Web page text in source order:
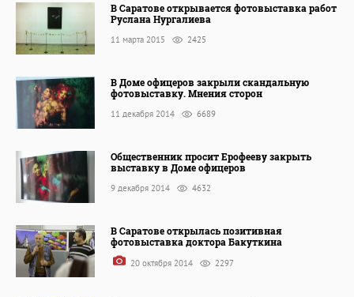
В Саратове открывается фотовыставка работ
Руслана Нургалиева
11 марта 2015 2425
В Доме офицеров закрыли скандальную
фотовыставку. Мнения сторон
11 декабря 2014 6689
Общественник просит Ерофееву закрыть
выставку в Доме офицеров
9 декабря 2014 4632
В Саратове открылась позитивная
фотовыставка доктора Бакуткина
20 октября 2014 2297